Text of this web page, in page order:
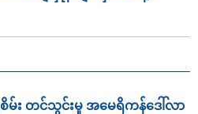
း တင်သွင်းမှု အမေရိကန်ဒေါ်လာ